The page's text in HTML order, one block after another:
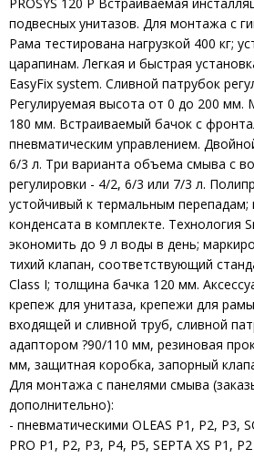
подвесных унитазов. Для монтажа с
Рама тестирована нагрузкой 400 кг;
царапинам. Легкая и быстрая
EasyFix system. Сливной патрубок
Регулируемая высота от 0 до 200
180 мм. Встраиваемый бачок с
пневматическим управлением.
6/3 л. Три варианта объема смыва с
регулировки - 4/2, 6/3 или 7/3 л.
устойчивый к термальным перепадам;
конденсата в комплекте. Технология
экономить до 9 л воды в день;
тихий клапан, соответствующий
Class I; толщина бачка 120 мм.
крепеж для унитаза, крепежи для
входящей и сливной труб, сливной
адаптором ?90/110 мм, резиновая
мм, защитная коробка, запорный
Для монтажа с панелями смыва
дополнительно):
- пневматическими OLEAS P1, P2, P3,
PRO P1, P2, P3, P4, P5, SEPTA XS P1, P2